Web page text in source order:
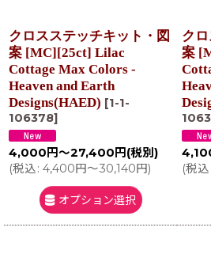
クロスステッチキット・図
案 [MC][25ct] Lilac
Cottage Max Colors -
Heaven and Earth
Designs(HAED) [1-1-
106378]
4,000 円～27,400 円 (税別)
(税込: 4,400円～30,140円)
オプション選択
ク
案
(税込